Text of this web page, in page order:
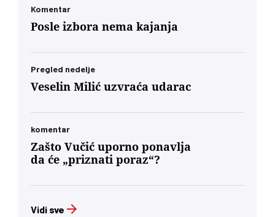
Komentar
Posle izbora nema kajanja
Pregled nedelje
Veselin Milić uzvraća udarac
komentar
Zašto Vučić uporno ponavlja
da će „priznati poraz“?
Vidi sve